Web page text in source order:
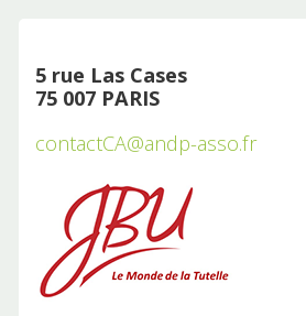
5 rue Las Cases
75 007 PARIS
contactCA@andp-asso.fr